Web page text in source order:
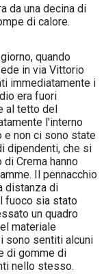
da una decina di
di calore.
quando
in via Vittorio
immediatamente i
era fuori
al tetto del
l'interno
e non ci sono state
dipendenti, che si
Crema hanno
Il pennacchio
distanza di
fuoco sia stato
un quadro
materiale
sono sentiti alcuni
di gomme di
nello stesso.